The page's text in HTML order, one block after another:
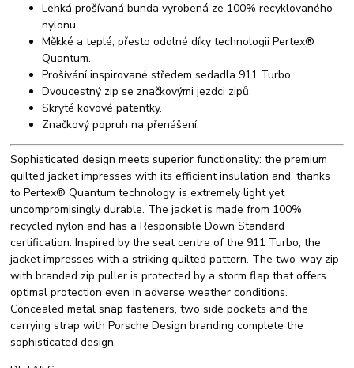
Lehká prošívaná bunda vyrobená ze 100% recyklovaného
nylonu.
Měkké a teplé, přesto odolné díky technologii Pertex®
Quantum.
Prošívání inspirované středem sedadla 911 Turbo.
Dvoucestný zip se značkovými jezdci zipů.
Skryté kovové patentky.
Značkový popruh na přenášení.
Sophisticated design meets superior functionality: the premium
quilted jacket impresses with its efficient insulation and, thanks
to Pertex® Quantum technology, is extremely light yet
uncompromisingly durable. The jacket is made from 100%
recycled nylon and has a Responsible Down Standard
certification. Inspired by the seat centre of the 911 Turbo, the
jacket impresses with a striking quilted pattern. The two-way zip
with branded zip puller is protected by a storm flap that offers
optimal protection even in adverse weather conditions.
Concealed metal snap fasteners, two side pockets and the
carrying strap with Porsche Design branding complete the
sophisticated design.